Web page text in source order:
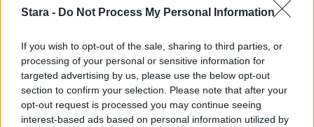
Stara - Do Not Process My Personal Information
If you wish to opt-out of the sale, sharing to third parties, or
processing of your personal or sensitive information for
targeted advertising by us, please use the below opt-out
section to confirm your selection. Please note that after your
opt-out request is processed you may continue seeing
interest-based ads based on personal information utilized by
suunnitteilla elokuva
Angry Birds -elokuvan hurjan suosion myötä
elokuvayhtiöt suunnittelevat kilpaa erilaisten